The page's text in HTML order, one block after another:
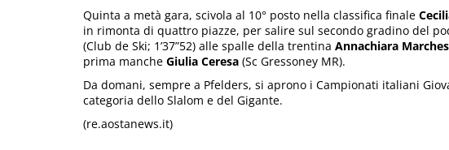
Quinta a metà gara, scivola al 10° posto nella classifica finale
in rimonta di quattro piazze, per salire sul secondo gradino del
(Club de Ski; 1’37”52) alle spalle della trentina Annachiara
prima manche Giulia Ceresa (Sc Gressoney MR).
Da domani, sempre a Pfelders, si aprono i Campionati italiani
categoria dello Slalom e del Gigante.
(re.aostanews.it)